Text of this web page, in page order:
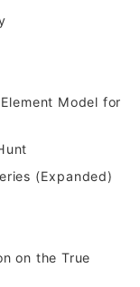
Model for
(Expanded)
on the True